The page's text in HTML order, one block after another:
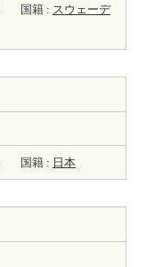
国籍 : スウェーデ
国籍 : 日本